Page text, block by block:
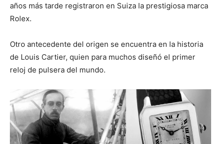
años más tarde registraron en Suiza la prestigiosa marca
Rolex.
Otro antecedente del origen se encuentra en la historia
de Louis Cartier, quien para muchos diseñó el primer
reloj de pulsera del mundo.